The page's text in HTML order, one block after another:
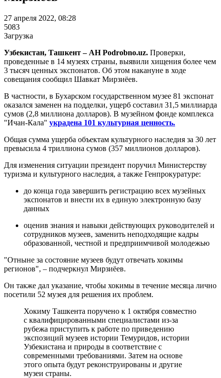
27 апреля 2022, 08:28
5083
Загрузка
Узбекистан, Ташкент – АН Podrobno.uz. Проверки,
проведенные в 14 музеях страны, выявили хищения более чем
3 тысяч ценных экспонатов. Об этом накануне в ходе
совещания сообщил Шавкат Мирзиёев.
В частности, в Бухарском государственном музее 81 экспонат
оказался заменен на подделки, ущерб составил 31,5 миллиарда
сумов (2,8 миллиона долларов). В музейном фонде комплекса
"Ичан-Кала" украдена 101 культурная ценность.
Общая сумма ущерба объектам культурного наследия за 30 лет
превысила 4 триллиона сумов (357 миллионов долларов).
Для изменения ситуации президент поручил Министерству
туризма и культурного наследия, а также Генпрокуратуре:
до конца года завершить регистрацию всех музейных
экспонатов и внести их в единую электронную базу
данных
оценив знания и навыки действующих руководителей и
сотрудников музеев, заменить неподходящие кадры
образованной, честной и предприимчивой молодежью
"Отныне за состояние музеев будут отвечать хокимы
регионов", – подчеркнул Мирзиёев.
Он также дал указание, чтобы хокимы в течение месяца лично
посетили 52 музея для решения их проблем.
Хокиму Ташкента поручено к 1 октября совместно
с квалифицированными специалистами из-за
рубежа приступить к работе по приведению
экспозиций музеев истории Темуридов, истории
Узбекистана и природы в соответствие с
современными требованиями. Затем на основе
этого опыта будут реконструированы и другие
музеи страны.